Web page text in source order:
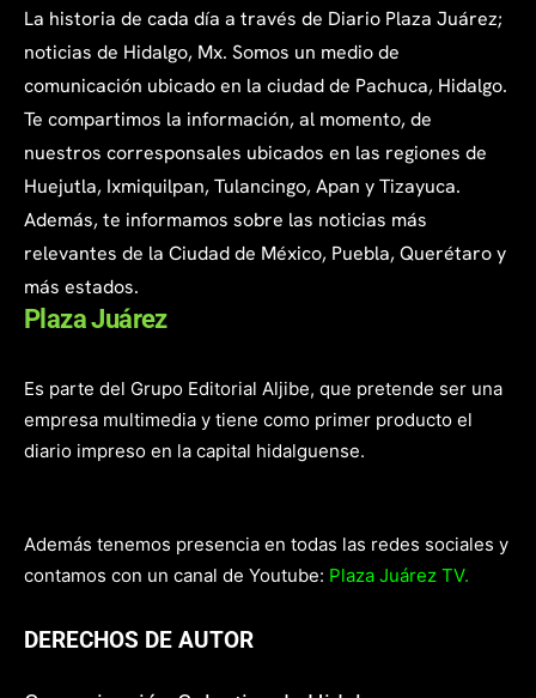
La historia de cada día a través de Diario Plaza Juárez;
noticias de Hidalgo, Mx. Somos un medio de
comunicación ubicado en la ciudad de Pachuca, Hidalgo.
Te compartimos la información, al momento, de
nuestros corresponsales ubicados en las regiones de
Huejutla, Ixmiquilpan, Tulancingo, Apan y Tizayuca.
Además, te informamos sobre las noticias más
relevantes de la Ciudad de México, Puebla, Querétaro y
más estados.
Plaza Juárez
Es parte del Grupo Editorial Aljibe, que pretende ser una
empresa multimedia y tiene como primer producto el
diario impreso en la capital hidalguense.
Además tenemos presencia en todas las redes sociales y
contamos con un canal de Youtube: Plaza Juárez TV.
DERECHOS DE AUTOR